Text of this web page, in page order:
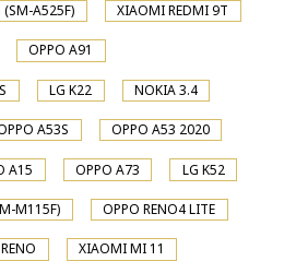
(SM-A525F) XIAOMI REDMI 9T
OPPO A91
LG K22 NOKIA 3.4
A53S OPPO A53 2020
A15 OPPO A73 LG K52
M115F) OPPO RENO4 LITE
XIAOMI MI 11